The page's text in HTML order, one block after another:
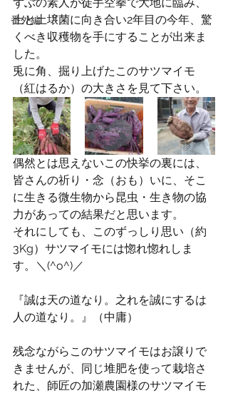
番外編
土と土壌菌に向き合い2年目の今年、驚
くべき収穫物を手にすることが出来ま
した。
兎に角、掘り上げたこのサツマイモ
（紅はるか）の大きさを見て下さい。
偶然とは思えないこの快挙の裏には、
皆さんの祈り・念（おも）いに、そこ
に生きる微生物から昆虫・生き物の協
力があっての結果だと思います。
それにしても、このずっしり思い（約
3Kg）サツマイモには惚れ惚れしま
す。＼(^o^)／
『誠は天の道なり。之れを誠にするは
人の道なり。』（中庸）
残念ながらこのサツマイモはお譲りで
きませんが、同じ堆肥を使って栽培さ
れた、師匠の加瀬農園様のサツマイモ